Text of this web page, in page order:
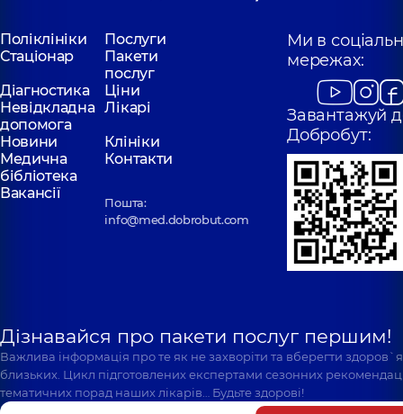
Поліклініки
Послуги
Стаціонар
Пакети
послуг
Діагностика
Ціни
Невідкладна
допомога
Лікарі
Новини
Клініки
Медична
бібліотека
Контакти
Вакансії
Пошта:
info@med.dobrobut.com
Ми в
мережах:
Завантажуй
Добробут:
Дізнавайся про пакети послуг першим!
Важлива інформація про те як не захворіти та вберегти
близьких. Цикл підготовлених експертами сезонних
тематичних порад наших лікарів… Будьте здорові!